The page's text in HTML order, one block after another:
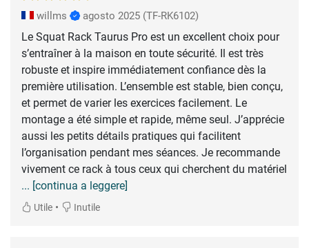
willms agosto 2025 (TF-RK6102)
Le Squat Rack Taurus Pro est un excellent choix pour
s’entraîner à la maison en toute sécurité. Il est très
robuste et inspire immédiatement confiance dès la
première utilisation. L’ensemble est stable, bien conçu,
et permet de varier les exercices facilement. Le
montage a été simple et rapide, même seul. J’apprécie
aussi les petits détails pratiques qui facilitent
l’organisation pendant mes séances. Je recommande
vivement ce rack à tous ceux qui cherchent du matériel
... [continua a leggere]
Utile • Inutile